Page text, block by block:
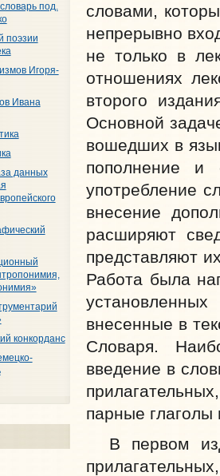
под.
поэзии
Игоря-
Ивана
данных
конкорданс
словами,
непрерывно
не только в
отношениях
второго
Основной
вошедших в
пополнение и
употребление
внесение
расширяют
представляют
Работа была
внесенные в
Словаря.
введение в
парные глаголы
В первом